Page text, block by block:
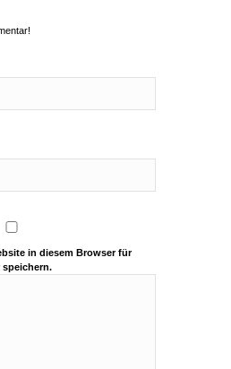
in diesem Browser für